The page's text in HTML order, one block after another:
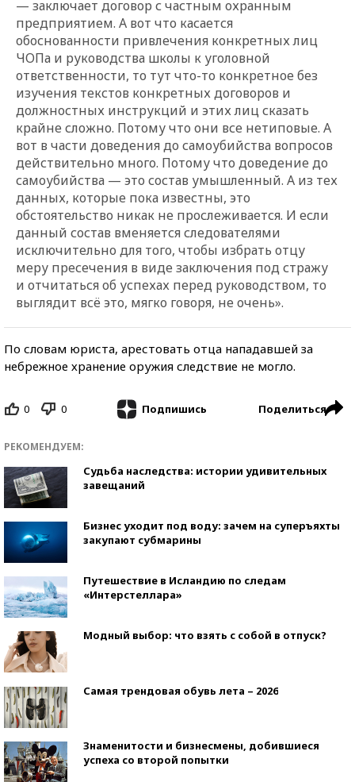
— заключает договор с частным охранным
предприятием. А вот что касается
обоснованности привлечения конкретных лиц
ЧОПа и руководства школы к уголовной
ответственности, то тут что-то конкретное без
изучения текстов конкретных договоров и
должностных инструкций и этих лиц сказать
крайне сложно. Потому что они все нетиповые. А
вот в части доведения до самоубийства вопросов
действительно много. Потому что доведение до
самоубийства — это состав умышленный. А из тех
данных, которые пока известны, это
обстоятельство никак не прослеживается. И если
данный состав вменяется следователями
исключительно для того, чтобы избрать отцу
меру пресечения в виде заключения под стражу
и отчитаться об успехах перед руководством, то
выглядит всё это, мягко говоря, не очень».
По словам юриста, арестовать отца нападавшей за
небрежное хранение оружия следствие не могло.
0 0 Подпишись Поделиться
РЕКОМЕНДУЕМ:
Судьба наследства: истории удивительных
завещаний
Бизнес уходит под воду: зачем на суперъяхты
закупают субмарины
Путешествие в Исландию по следам
«Интерстеллара»
Модный выбор: что взять с собой в отпуск?
Самая трендовая обувь лета – 2026
Знаменитости и бизнесмены, добившиеся
успеха со второй попытки